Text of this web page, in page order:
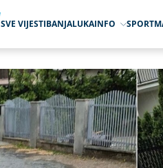
SVE VIJESTIBANJALUKAINFO SPORT